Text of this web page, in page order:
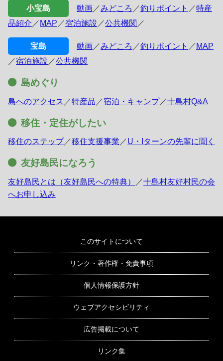
小宝島 動画 ／みどころ ／釣りポイント ／特産
品紹介 ／ MAP ／宿泊施設 ／公共機関 ／
宝島 動画 ／みどころ ／釣りポイント ／ MAP
／宿泊施設 ／公共機関
島めぐり
島へのアクセス ／特産品 ／宿泊・キャンプ／十島村Q&A
移住・定住がしたい
移住のステップ／移住支援事業 ／U・Iターンの先輩に聞く
友好島民になろう
友好島民とは（友好島民への特典） ／十島村友好村民の会
へお申し込み
このサイトについて
リンク・著作権・免責事項
個人情報保護方針
ウェブアクセシビリティ
広告掲載について
リンク集